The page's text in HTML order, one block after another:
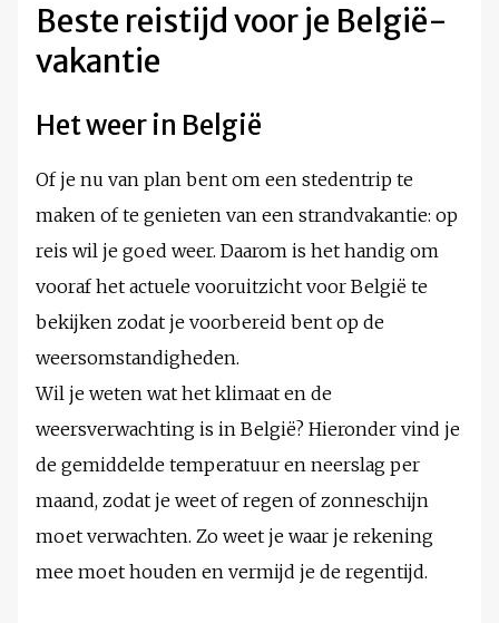
Beste reistijd voor je België-
vakantie
Het weer in België
Of je nu van plan bent om een stedentrip te
maken of te genieten van een strandvakantie: op
reis wil je goed weer. Daarom is het handig om
vooraf het actuele vooruitzicht voor België te
bekijken zodat je voorbereid bent op de
weersomstandigheden.
Wil je weten wat het klimaat en de
weersverwachting is in België? Hieronder vind je
de gemiddelde temperatuur en neerslag per
maand, zodat je weet of regen of zonneschijn
moet verwachten. Zo weet je waar je rekening
mee moet houden en vermijd je de regentijd.